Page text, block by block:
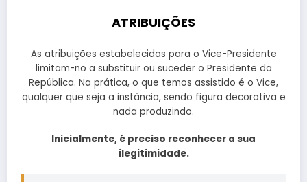
ATRIBUIÇÕES
As atribuições estabelecidas para o Vice-Presidente
limitam-no a substituir ou suceder o Presidente da
República. Na prática, o que temos assistido é o Vice,
qualquer que seja a instância, sendo figura decorativa e
nada produzindo.
Inicialmente, é preciso reconhecer a sua
ilegitimidade.